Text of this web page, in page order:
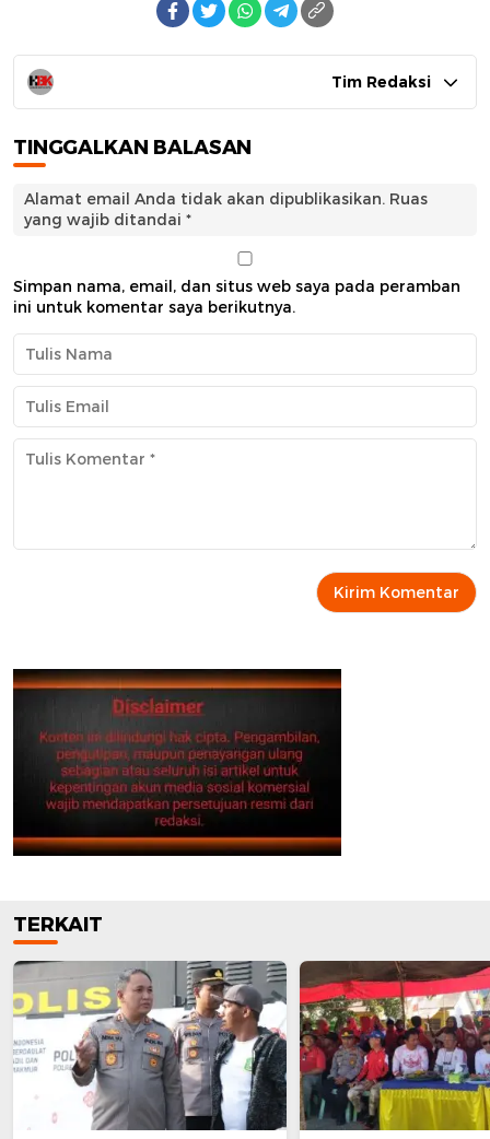
Tim Redaksi
TINGGALKAN BALASAN
Alamat email Anda tidak akan dipublikasikan. Ruas
yang wajib ditandai *
Simpan nama, email, dan situs web saya pada peramban
ini untuk komentar saya berikutnya.
TERKAIT